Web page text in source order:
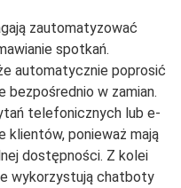
zautomatyzować
spotkań.
automatycznie poprosić
bezpośrednio w zamian.
telefonicznych lub e-
klientów, ponieważ mają
dostępności. Z kolei
wykorzystują chatboty